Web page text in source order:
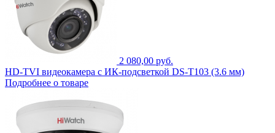
2 080,00 руб.
HD-TVI видеокамера с ИК-подсветкой DS-T103 (3.6 мм)
Подробнее о товаре